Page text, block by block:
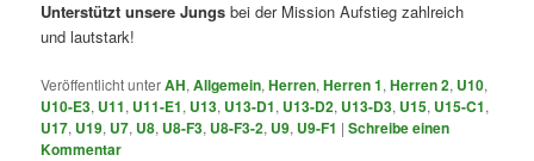
Unterstützt unsere Jungs bei der Mission Aufstieg zahlreich
und lautstark!
Veröffentlicht unterAH,Allgemein,Herren,Herren 1,Herren 2, U10,
U10-E3, U11, U11-E1, U13, U13-D1, U13-D2, U13-D3, U15, U15-C1,
U17, U19, U7, U8, U8-F3, U8-F3-2, U9, U9-F1 |Schreibe einen
Kommentar